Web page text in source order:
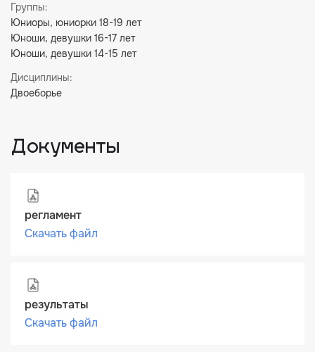
Группы:
Юниоры, юниорки 18-19 лет
Юноши, девушки 16-17 лет
Юноши, девушки 14-15 лет
Дисциплины:
Двоеборье
Документы
регламент
Скачать файл
результаты
Скачать файл